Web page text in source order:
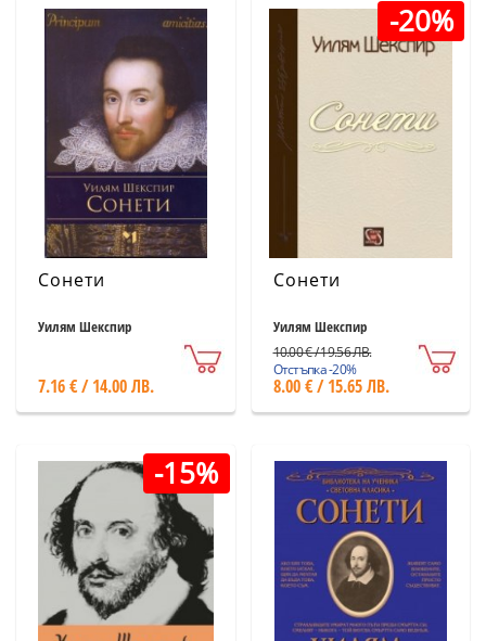
Сонети
Уилям Шекспир
7.16 € / 14.00 ЛВ.
-20%
Сонети
Уилям Шекспир
10.00 € / 19.56 ЛВ.
Отстъпка -20%
8.00 € / 15.65 ЛВ.
-15%